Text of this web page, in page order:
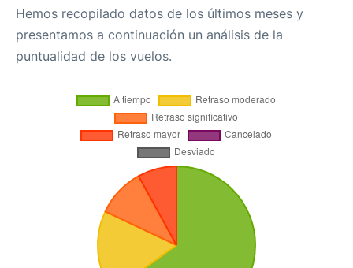
Hemos recopilado datos de los últimos meses y
presentamos a continuación un análisis de la
puntualidad de los vuelos.